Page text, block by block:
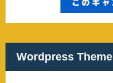
Wordpress Theme